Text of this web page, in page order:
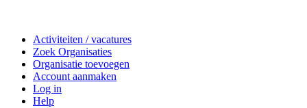
Activiteiten / vacatures
Zoek Organisaties
Organisatie toevoegen
Account aanmaken
Log in
Help